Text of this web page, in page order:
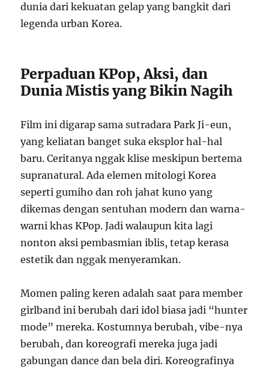
dunia dari kekuatan gelap yang bangkit dari
legenda urban Korea.
Perpaduan KPop, Aksi, dan
Dunia Mistis yang Bikin Nagih
Film ini digarap sama sutradara Park Ji-eun,
yang keliatan banget suka eksplor hal-hal
baru. Ceritanya nggak klise meskipun bertema
supranatural. Ada elemen mitologi Korea
seperti gumiho dan roh jahat kuno yang
dikemas dengan sentuhan modern dan warna-
warni khas KPop. Jadi walaupun kita lagi
nonton aksi pembasmian iblis, tetap kerasa
estetik dan nggak menyeramkan.
Momen paling keren adalah saat para member
girlband ini berubah dari idol biasa jadi “hunter
mode” mereka. Kostumnya berubah, vibe-nya
berubah, dan koreografi mereka juga jadi
gabungan dance dan bela diri. Koreografinya